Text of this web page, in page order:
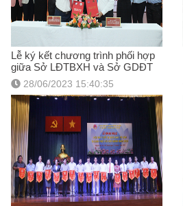
Lễ ký kết chương trình phối hợp
giữa Sở LĐTBXH và Sở GDĐT
28/06/2023 15:40:35